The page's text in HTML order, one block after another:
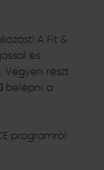
A Fit &
és
Vegyen részt
belépni a
programról